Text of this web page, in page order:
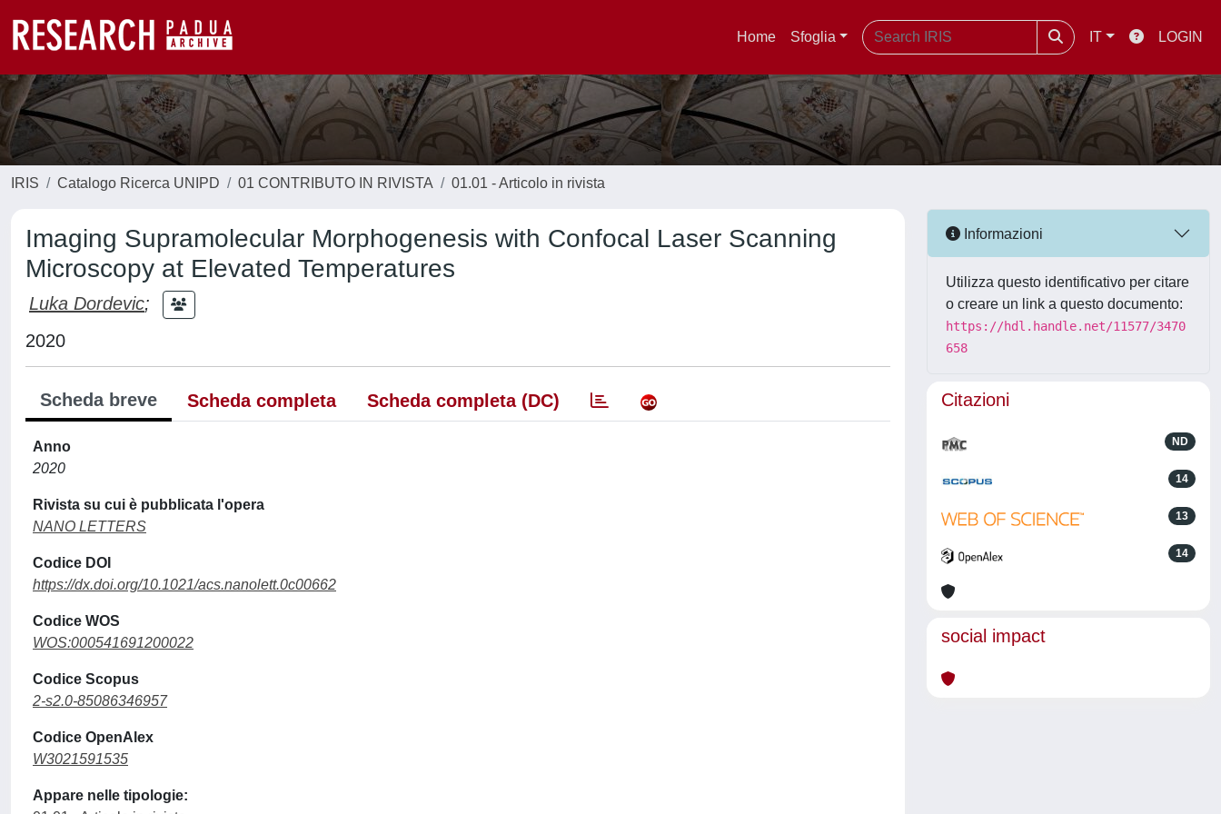
Home Sfoglia IT LOGIN
IRIS Catalogo Ricerca UNIPD 01 CONTRIBUTO IN RIVISTA 01.01 - Articolo in rivista
Imaging Supramolecular Morphogenesis with Confocal Laser Scanning
Microscopy at Elevated Temperatures
Luka Dordevic;
2020
Scheda breve Scheda completa Scheda completa (DC)
Anno
2020
Rivista su cui è pubblicata l'opera
NANO LETTERS
Codice DOI
https://dx.doi.org/10.1021/acs.nanolett.0c00662
Codice WOS
WOS:000541691200022
Codice Scopus
2-s2.0-85086346957
Codice OpenAlex
W3021591535
Appare nelle tipologie:
Informazioni
Utilizza questo identificativo per citare
o creare un link a questo documento:
https://hdl.handle.net/11577/3470
658
Citazioni
ND
14
13
14
social impact